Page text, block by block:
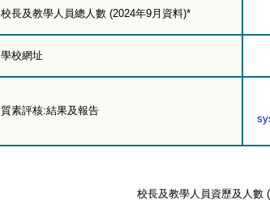
校長及教學人員總人數 (2024年9月資料)*
學校網址
質素評核:結果及報告
校長及教學人員資歷及人數